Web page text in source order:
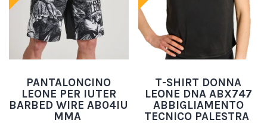
PANTALONCINO
LEONE PER IUTER
BARBED WIRE AB04IU
MMA
T-SHIRT DONNA
LEONE DNA ABX747
ABBIGLIAMENTO
TECNICO PALESTRA